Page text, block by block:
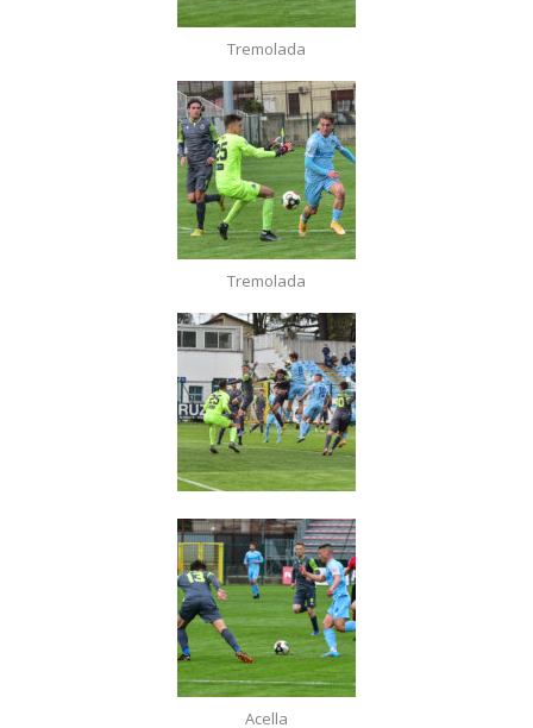
Tremolada
Tremolada
Acella